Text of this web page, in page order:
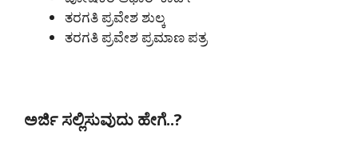
ತರಗತಿ ಪ್ರವೇಶ ಶುಲ್ಕ
ತರಗತಿ ಪ್ರವೇಶ ಪ್ರಮಾಣ ಪತ್ರ
ಅರ್ಜಿ ಸಲ್ಲಿಸುವುದು ಹೇಗೆ..?